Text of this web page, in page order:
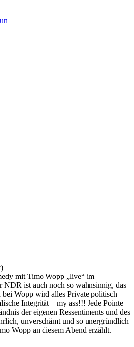
mit Timo Wopp „live“ im
NDR ist auch noch so wahnsinnig, das
bei Wopp wird alles Private politisch
Integrität – my ass!!! Jede Pointe
der eigenen Ressentiments und des
unverschämt und so unergründlich
Wopp an diesem Abend erzählt.